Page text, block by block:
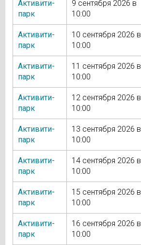
Активити-
парк
9 сентября 2026 в
10:00
Активити-
парк
10 сентября 2026 в
10:00
Активити-
парк
11 сентября 2026 в
10:00
Активити-
парк
12 сентября 2026 в
10:00
Активити-
парк
13 сентября 2026 в
10:00
Активити-
парк
14 сентября 2026 в
10:00
Активити-
парк
15 сентября 2026 в
10:00
Активити-
парк
16 сентября 2026 в
10:00